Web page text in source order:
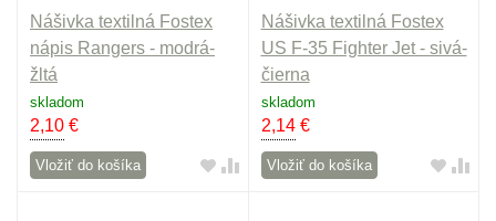
Nášivka textilná Fostex
nápis Rangers - modrá-
žltá
skladom
2,10 €
Vložiť do košíka
Nášivka textilná Fostex
US F-35 Fighter Jet - sivá-
čierna
skladom
2,14€
Vložiť do košíka